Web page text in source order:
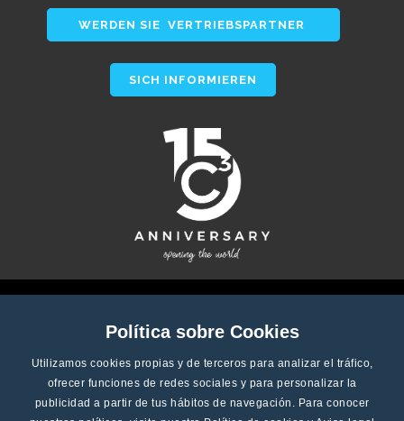
Política sobre Cookies
Utilizamos cookies propias y de terceros para analizar el tráfico,
ofrecer funciones de redes sociales y para personalizar la
publicidad a partir de tus hábitos de navegación. Para conocer
WERDEN SIE VERTRIEBSPARTNER
SICH INFORMIEREN